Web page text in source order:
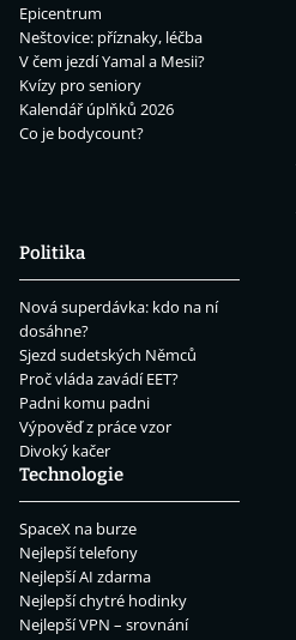
Epicentrum
Neštovice: příznaky, léčba
V čem jezdí Yamal a Mesii?
Kvízy pro seniory
Kalendář úplňků 2026
Co je bodycount?
Politika
Nová superdávka: kdo na ní
dosáhne?
Sjezd sudetských Němců
Proč vláda zavádí EET?
Padni komu padni
Výpověď z práce vzor
Divoký kačer
Technologie
SpaceX na burze
Nejlepší telefony
Nejlepší AI zdarma
Nejlepší chytré hodinky
Nejlepší VPN – srovnání